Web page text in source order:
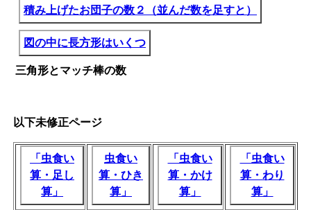
積み上げたお団子の数２（並んだ数を足すと）
図の中に長方形はいくつ
三角形とマッチ棒の数
以下未修正ページ
「虫食い
算・足し
算」
虫食い
算・ひき
算」
「虫食い
算・かけ
算」
「虫食い
算・わり
算」